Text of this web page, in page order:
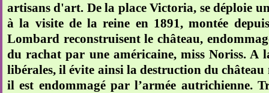
artisans d'art. De la place Victoria, se déploie
à la visite de la reine en 1891, montée
Lombard reconstruisent le château,
du rachat par une américaine, miss Noriss. A
libérales, il évite ainsi la destruction du château
il est endommagé par l’armée autrichienne.